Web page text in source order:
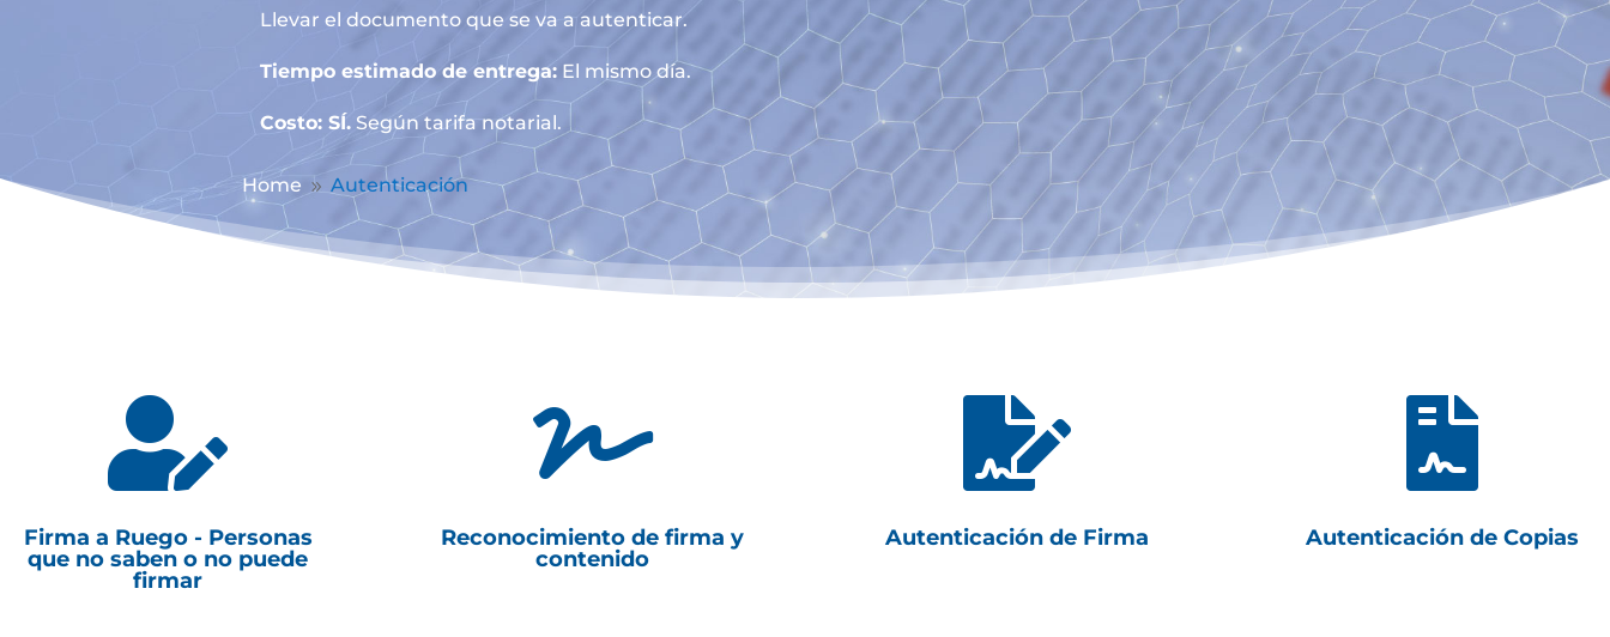
Llevar el documento que se va a autenticar.
Tiempo estimado de entrega:El mismo día.
Costo: SÍ.Según tarifa notarial.
Home 9 Autenticación

Firma a Ruego - Personas
que no saben o no puede
firmar

Reconocimiento de firma y
contenido

Autenticación de Firma

Autenticación de Copias